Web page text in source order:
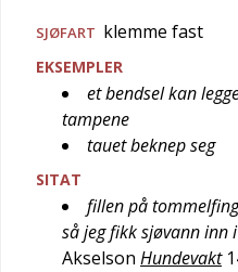
SJØFART klemme fast
EKSEMPLER
et bendsel kan
tampene
tauet beknep seg
SITAT
fillen på
så jeg fikk sjøvann inn
Akselson Hundevakt